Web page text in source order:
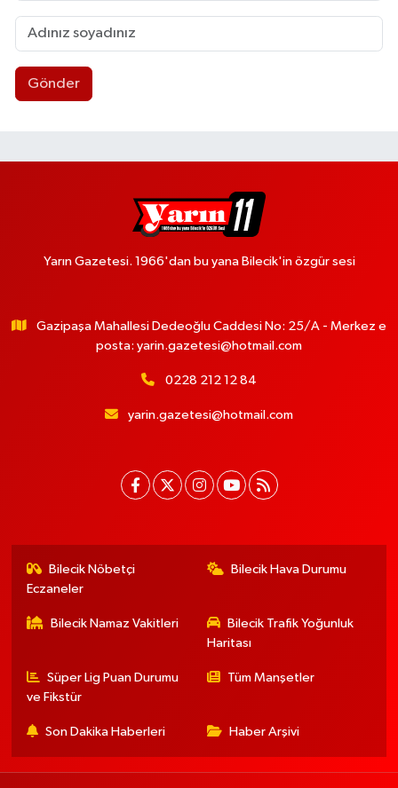
Gönder
Yarın Gazetesi. 1966'dan bu yana Bilecik'in özgür sesi
Gazipaşa Mahallesi Dedeoğlu Caddesi No: 25/A - Merkez e
posta: yarin.gazetesi@hotmail.com
0228 212 12 84
yarin.gazetesi@hotmail.com
Bilecik Nöbetçi
Eczaneler
Bilecik Hava Durumu
Bilecik Namaz Vakitleri
Bilecik Trafik Yoğunluk
Haritası
Süper Lig Puan Durumu
ve Fikstür
Tüm Manşetler
Son Dakika Haberleri Haber Arşivi